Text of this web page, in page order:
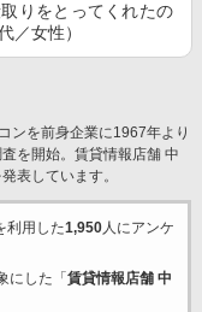
りをとってくれたの
／女性）
ンを前身企業に1967年より
を開始。賃貸情報店舗 中
表しています。
利用した1,950人にアンケ
にした「 賃貸情報店舗 中